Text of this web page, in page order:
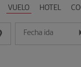
VUELO HOTEL
Fecha ida
Introduce la fecha en